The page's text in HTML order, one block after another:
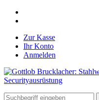
Zur Kasse
Ihr Konto
Anmelden